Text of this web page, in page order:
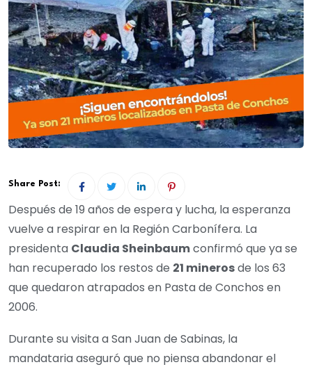
Share Post:
Después de 19 años de espera y lucha, la esperanza
vuelve a respirar en la Región Carbonífera. La
presidenta Claudia Sheinbaumconfirmó que ya se
han recuperado los restos de 21 minerosde los 63
que quedaron atrapados en Pasta de Conchos en
2006.
Durante su visita a San Juan de Sabinas, la
mandataria aseguró que no piensa abandonar el